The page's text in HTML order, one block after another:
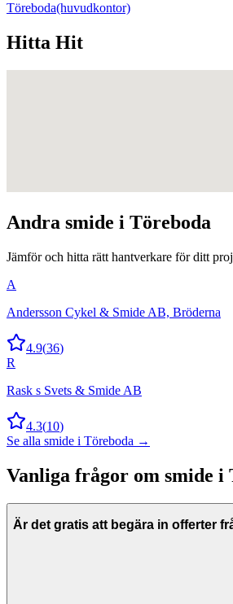
Töreboda(huvudkontor)
Hitta Hit
Andra smide i Töreboda
Jämför och hitta rätt hantverkare för ditt
A
Andersson Cykel & Smide AB, Bröderna
4.9(36)
R
Rask s Svets & Smide AB
4.3(10)
Se alla smide i Töreboda →
Vanliga frågor om smide i
Är det gratis att begära in offerter